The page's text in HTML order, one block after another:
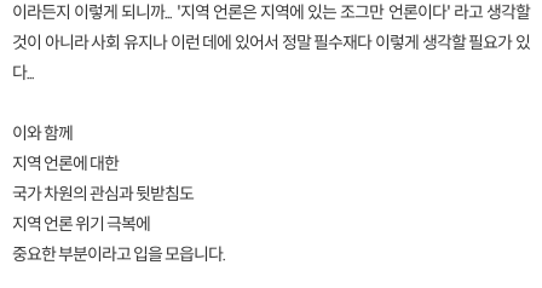
이라든지 이렇게 되니까... '지역 언론은 지역에 있는 조그만 언론이다' 라고 생각할
것이 아니라 사회 유지나 이런 데에 있어서 정말 필수재다 이렇게 생각할 필요가 있
다...
이와 함께
지역 언론에 대한
국가 차원의 관심과 뒷받침도
지역 언론 위기 극복에
중요한 부분이라고 입을 모읍니다.